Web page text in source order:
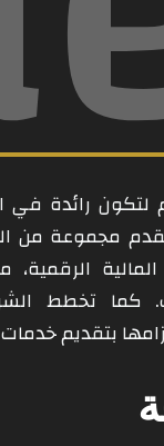
رائدة في
مجموعة من
المالية
كما تخطط
بتقديم